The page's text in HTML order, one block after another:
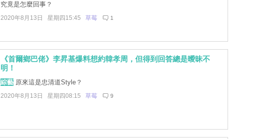
究竟是怎麼回事？
2020年8月13日 星期四15:45 草莓 1
《首爾鄉巴佬》李昇基爆料想約韓孝周，但得到回答總是曖昧不
明！
綜藝原來這是忠清道Style？
2020年8月13日 星期四08:15 草莓 9